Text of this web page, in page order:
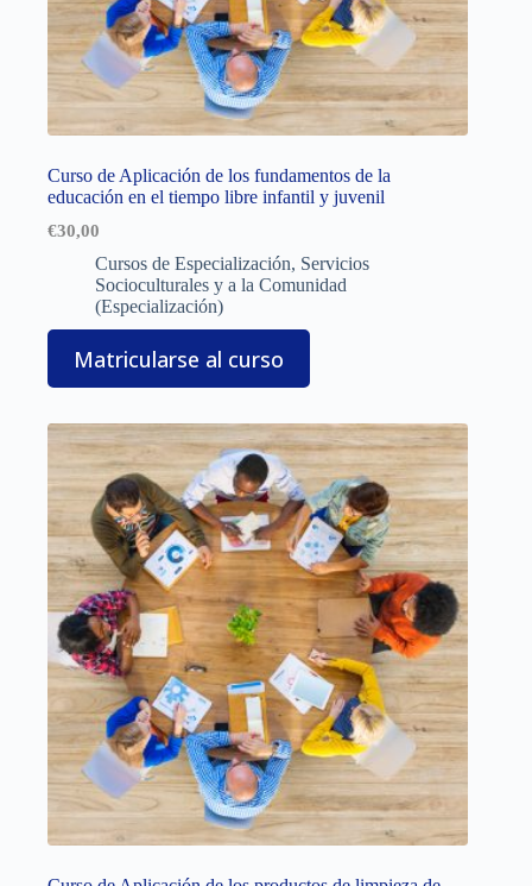
Curso de Aplicación de los fundamentos de la
educación en el tiempo libre infantil y juvenil
€30,00
Cursos de Especialización, Servicios
Socioculturales y a la Comunidad
(Especialización)
Matricularse al curso